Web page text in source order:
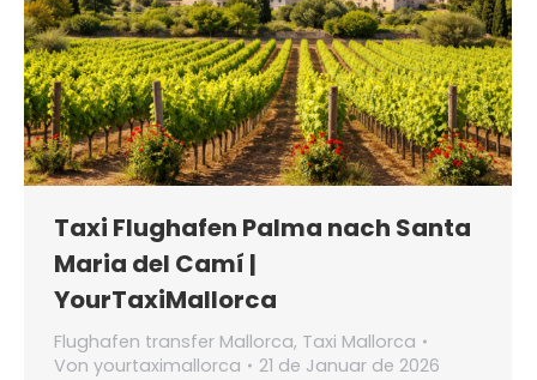
Taxi Flughafen Palma nach Santa
Maria del Camí |
YourTaxiMallorca
Flughafen transfer Mallorca, Taxi Mallorca
Von yourtaximallorca 21 de Januar de 2026